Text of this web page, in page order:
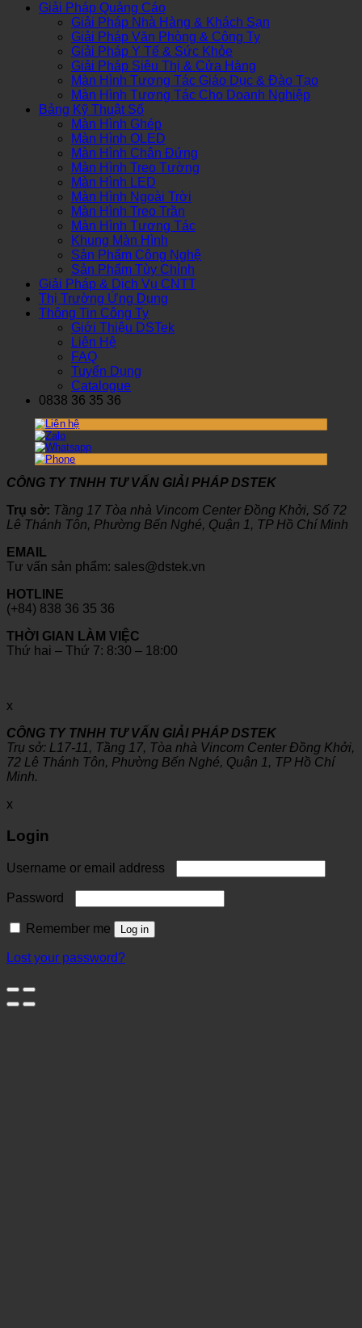
Giải Pháp Quảng Cáo
Giải Pháp Nhà Hàng & Khách Sạn
Giải Pháp Văn Phòng & Công Ty
Giải Pháp Y Tế & Sức Khỏe
Giải Pháp Siêu Thị & Cửa Hàng
Màn Hình Tương Tác Giáo Dục & Đào Tạo
Màn Hình Tương Tác Cho Doanh Nghiệp
Bảng Kỹ Thuật Số
Màn Hình Ghép
Màn Hình OLED
Màn Hình Chân Đứng
Màn Hình Treo Tường
Màn Hình LED
Màn Hình Ngoài Trời
Màn Hình Treo Trần
Màn Hình Tương Tác
Khung Màn Hình
Sản Phẩm Công Nghệ
Sản Phẩm Tùy Chỉnh
Giải Pháp & Dịch Vụ CNTT
Thị Trường Ứng Dụng
Thông Tin Công Ty
Giới Thiệu DSTek
Liên Hệ
FAQ
Tuyển Dụng
Catalogue
0838 36 35 36
CÔNG TY TNHH TƯ VẤN GIẢI PHÁP DSTEK
Trụ sở: Tầng 17 Tòa nhà Vincom Center Đồng Khởi, Số 72
Lê Thánh Tôn, Phường Bến Nghé, Quận 1, TP Hồ Chí Minh
EMAIL
Tư vấn sản phẩm: sales@dstek.vn
HOTLINE
(+84) 838 36 35 36
THỜI GIAN LÀM VIỆC
Thứ hai – Thứ 7: 8:30 – 18:00
x
CÔNG TY TNHH TƯ VẤN GIẢI PHÁP DSTEK
Trụ sở: L17-11, Tầng 17, Tòa nhà Vincom Center Đồng Khởi,
72 Lê Thánh Tôn, Phường Bến Nghé, Quận 1, TP Hồ Chí
Minh.
x
Login
Username or email address
Password
Remember me Log in
Lost your password?